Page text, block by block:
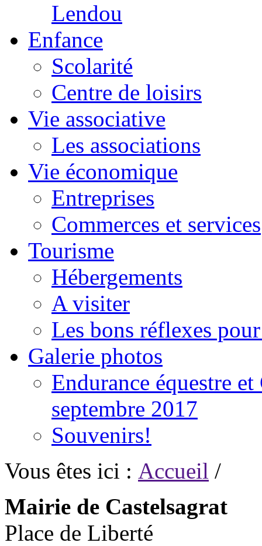
Lendou
Enfance
Scolarité
Centre de loisirs
Vie associative
Les associations
Vie économique
Entreprises
Commerces et services
Tourisme
Hébergements
A visiter
Les bons réflexes
Galerie photos
Endurance équestre
septembre 2017
Souvenirs!
Vous êtes ici : Accueil /
Mairie de Castelsagrat
Place de Liberté